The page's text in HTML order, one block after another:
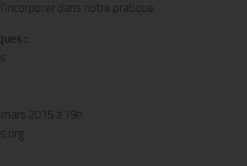
dans notre pratique.
:
2015 à 19h